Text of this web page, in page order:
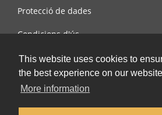
This website uses cookies to
the best experience on our
More information
Protecció de dades
Condicions d'ús
Contacta amb nosaltres